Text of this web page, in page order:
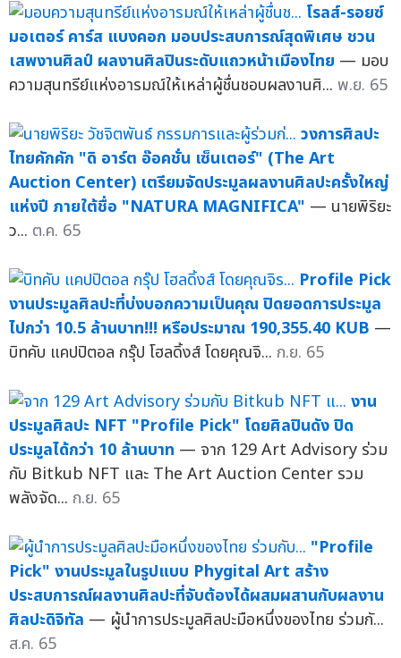
โรลส์-รอยซ์
มอเตอร์ คาร์ส แบงคอก มอบประสบการณ์สุดพิเศษ ชวน
เสพงานศิลป์ ผลงานศิลปินระดับแถวหน้าเมืองไทย — มอบ
ความสุนทรีย์แห่งอารมณ์ให้เหล่าผู้ชื่นชอบผลงานศิ... พ.ย. 65
วงการศิลปะ
ไทยคักคัก "ดิ อาร์ต อ๊อคชั่น เซ็นเตอร์" (The Art
Auction Center) เตรียมจัดประมูลผลงานศิลปะครั้งใหญ่
แห่งปี ภายใต้ชื่อ "NATURA MAGNIFICA" — นายพิริยะ
ว... ต.ค. 65
Profile Pick
งานประมูลศิลปะที่บ่งบอกความเป็นคุณ ปิดยอดการประมูล
ไปกว่า 10.5 ล้านบาท!!! หรือประมาณ 190,355.40 KUB —
บิทคับ แคปปิตอล กรุ๊ป โฮลดิ้งส์ โดยคุณจิ... ก.ย. 65
งาน
ประมูลศิลปะ NFT "Profile Pick" โดยศิลปินดัง ปิด
ประมูลได้กว่า 10 ล้านบาท — จาก 129 Art Advisory ร่วม
กับ Bitkub NFT และ The Art Auction Center รวม
พลังจัด... ก.ย. 65
"Profile
Pick" งานประมูลในรูปแบบ Phygital Art สร้าง
ประสบการณ์ผลงานศิลปะที่จับต้องได้ผสมผสานกับผลงาน
ศิลปะดิจิทัล — ผู้นำการประมูลศิลปะมือหนึ่งของไทย ร่วมกั...
ส.ค. 65